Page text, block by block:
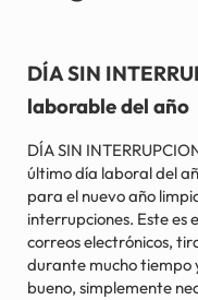
DÍA SIN
laborable del año
DÍA SIN
último día laboral del
para el nuevo año
interrupciones. Este es
correos electrónicos,
durante mucho tiempo
bueno, simplemente